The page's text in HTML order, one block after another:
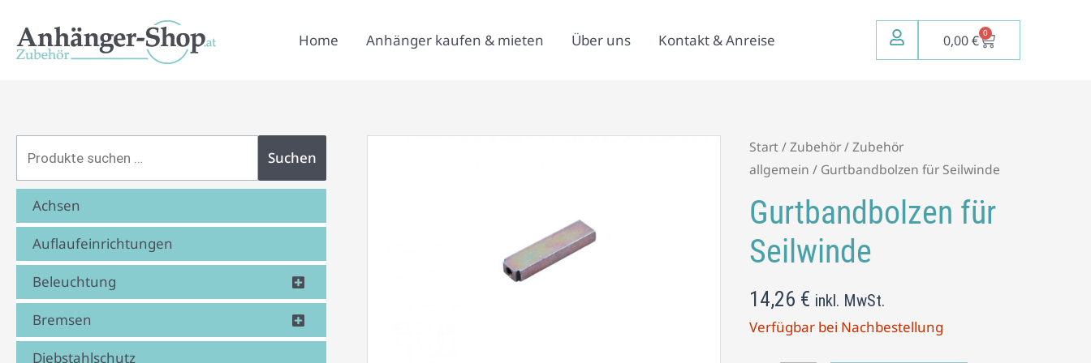
Inhalt
springen
Home Anhänger kaufen & mieten Über uns Kontakt & Anreise 0,00€ 0
Warenkorb
nach:
Suchen
Achsen
Auflaufeinrichtungen
Beleuchtung
Bremsen
Diebstahlschutz
Start/Zubehör/Zubehör
allgemein / Gurtbandbolzen für Seilwinde
Gurtbandbolzen für
Seilwinde
14,26 € inkl. MwSt.
Verfügbar bei Nachbestellung
Gurtbandbolzen
für
Menge